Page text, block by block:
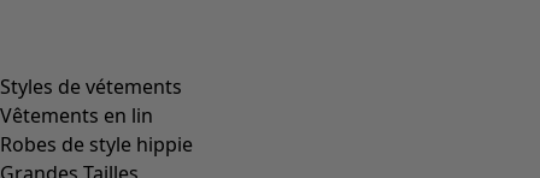
Styles de vétements
Vêtements en lin
Robes de style hippie